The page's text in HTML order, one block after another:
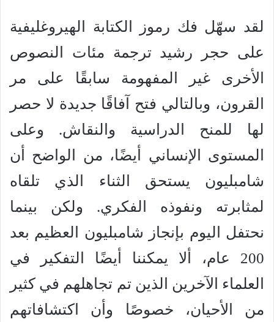
لقد سهّل فك رموز الكتابة الهيروغليفية
على حجر رشيد ترجمة مئات النصوص
الأخرى غير المفهومة سابقًا على مر
القرون، وبالتالي فتح آفاقًا جديدة لا حصر
لها للمنح الدراسية والنقاش. وعلى
المستوى الإنساني أيضًا، من الواضح أن
شامبليون يستحق الثناء الذي تلقاه
لمثابرته ونفوذه الفكري. ولكن بينما
نحتفل اليوم بإنجاز شامبليون العظيم بعد
200 عام، ألا يمكننا أيضًا التفكير في
العلماء الآخرين الذين تم تجاهلهم في كثير
من الأحيان، خصوصًا وأن اكتشافاتهم